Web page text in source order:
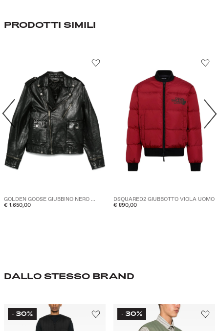
PRODOTTI SIMILI
GOLDEN GOOSE GIUBBINO NERO ...
€ 1.650,00
DSQUARED2 GIUBBOTTO VIOLA UOMO
€ 890,00
DALLO STESSO BRAND
- 30% - 30%